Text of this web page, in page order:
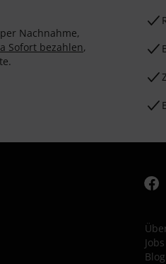
Nachnahme,
Sofort bezahlen,
Blog